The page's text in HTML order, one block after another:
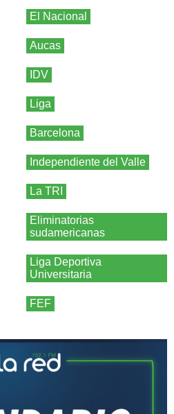
El Nacional
Aucas
IDV
Liga
Barcelona
Independiente del Valle
La TRI
Eliminatorias
sudamericanas
Liga Deportiva
Universitaria
FEF